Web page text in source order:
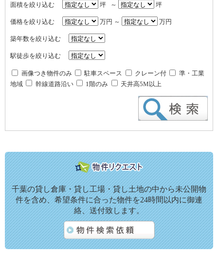
面積を絞り込む 坪 ～ 坪
価格を絞り込む 万円 ～ 万円
築年数を絞り込む
駅徒歩を絞り込む
画像つき物件のみ 駐車スペース クレーン付
準・工業
地域
幹線道路沿い 1階のみ 天井高5M以上
千葉の貸し倉庫・貸し工場・貸し土地の中から未公開物
件を含め、希望条件に合った物件を24時間以内に御連
絡、送付致します。